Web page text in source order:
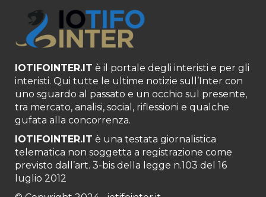
IOTIFOINTER.IT è il portale degli interisti e per gli
interisti. Qui tutte le ultime notizie sull’Inter con
uno sguardo al passato e un occhio sul presente,
tra mercato, analisi, social, riflessioni e qualche
gufata alla concorrenza.
IOTIFOINTER.IT è una testata giornalistica
telematica non soggetta a registrazione come
previsto dall’art. 3-bis della legge n.103 del 16
luglio 2012